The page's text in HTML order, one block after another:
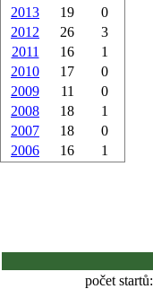
2013
19
0
2012
26
3
2011
16
1
2010
17
0
2009
11
0
2008
18
1
2007
18
0
2006
16 1
počet startů: